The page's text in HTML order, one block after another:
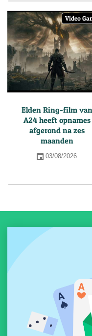
Video
Elden Ring-film van
A24 heeft opnames
afgerond na zes
maanden
03/08/2026